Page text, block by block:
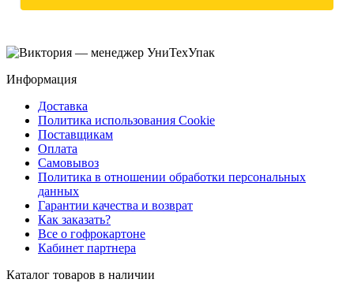
Информация
Доставка
Политика использования Cookie
Поставщикам
Оплата
Самовывоз
Политика в отношении обработки персональных
данных
Гарантии качества и возврат
Как заказать?
Все о гофрокартоне
Кабинет партнера
Каталог товаров в наличии